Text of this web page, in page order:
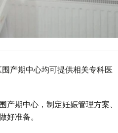
产期中心均可提供相关专科医
期中心，制定妊娠管理方案、
好准备。